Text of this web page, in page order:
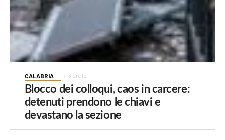
CALABRIA 3 ore fa
Blocco dei colloqui, caos in carcere:
detenuti prendono le chiavi e
devastano la sezione